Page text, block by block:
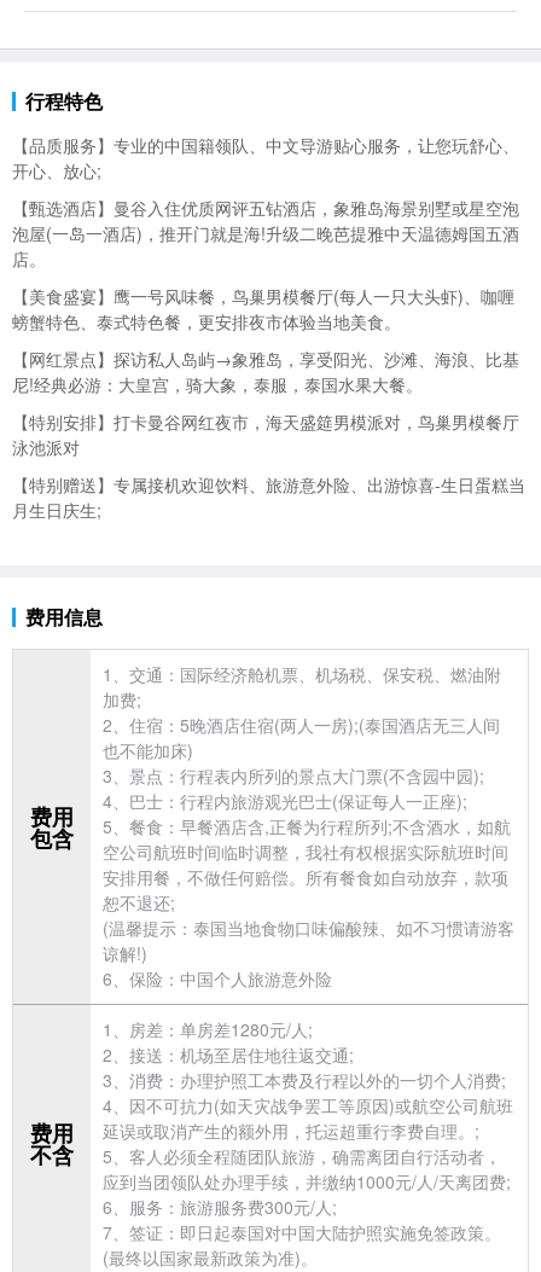
行程特色
【品质服务】专业的中国籍领队、中文导游贴心服务，让您玩舒心、
开心、放心;
【甄选酒店】 曼谷入住优质网评五钻酒店，象雅岛海景别墅或星空泡
泡屋(一岛一酒店)，推开门就是海!升级二晚芭提雅中天温德姆国五酒
店。
【美食盛宴】鹰一号风味餐，鸟巢男模餐厅(每人一只大头虾)、咖喱
螃蟹特色、泰式特色餐，更安排夜市体验当地美食。
【网红景点】探访私人岛屿→象雅岛，享受阳光、沙滩、海浪、比基
尼!经典必游：大皇宫，骑大象，泰服， 泰国水果大餐。
【特别安排】打卡曼谷网红夜市，海天盛筵男模派对，鸟巢男模餐厅
泳池派对
【特别赠送】专属接机欢迎饮料、 旅游意外险、出游惊喜-生日蛋糕当
月生日庆生;
费用信息
费用
包含
1、交通：国际经济舱机票、机场税、保安税、燃油附
加费;
2、住宿：5晚酒店住宿(两人一房);(泰国酒店无三人间
也不能加床)
3、景点：行程表内所列的景点大门票(不含园中园);
4、巴士：行程内旅游观光巴士(保证每人一正座);
5、餐食：早餐酒店含,正餐为行程所列;不含酒水，如航
空公司航班时间临时调整，我社有权根据实际航班时间
安排用餐，不做任何赔偿。所有餐食如自动放弃，款项
恕不退还;
(温馨提示：泰国当地食物口味偏酸辣、如不习惯请游客
谅解!)
6、保险：中国个人旅游意外险
费用
不含
1、房差：单房差1280元/人;
2、接送：机场至居住地往返交通;
3、消费：办理护照工本费及行程以外的一切个人消费;
4、因不可抗力(如天灾战争罢工等原因)或航空公司航班
延误或取消产生的额外用，托运超重行李费自理。;
5、客人必须全程随团队旅游，确需离团自行活动者，
应到当团领队处办理手续，并缴纳1000元/人/天离团费;
6、服务：旅游服务费300元/人;
7、 签证：即日起泰国对中国大陆护照实施免签政策。
(最终以国家最新政策为准)。